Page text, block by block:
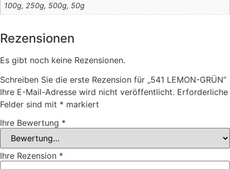
100g, 250g, 500g, 50g
Rezensionen
Es gibt noch keine Rezensionen.
Schreiben Sie die erste Rezension für „541 LEMON-GRÜN“
Ihre E-Mail-Adresse wird nicht veröffentlicht. Erforderliche
Felder sind mit * markiert
Ihre Bewertung *
Ihre Rezension *